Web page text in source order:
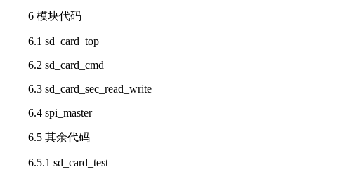
6 模块代码
6.1 sd_card_top
6.2 sd_card_cmd
6.3 sd_card_sec_read_write
6.4 spi_master
6.5 其余代码
6.5.1 sd_card_test